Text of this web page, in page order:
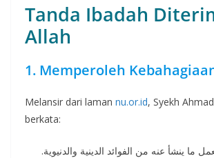
Tanda Ibadah
Allah
1. Memperoleh
Melansir dari laman nu.or.id, Syekh
berkata:
ما ينشأ عنه من الفوائد الدينية والدنيوية.